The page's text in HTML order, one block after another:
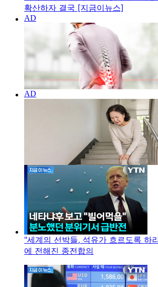
확산하자 결국 [지금이뉴스]
"세계의 선박들, 석유가 흐르도록 하
에 전해진 종전합의